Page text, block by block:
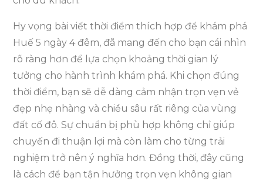
Hy vọng bài viết thời điểm thích hợp để khám phá
Huế 5 ngày 4 đêm, đã mang đến cho bạn cái nhìn
rõ ràng hơn để lựa chọn khoảng thời gian lý
tưởng cho hành trình khám phá. Khi chọn đúng
thời điểm, bạn sẽ dễ dàng cảm nhận trọn vẹn vẻ
đẹp nhẹ nhàng và chiều sâu rất riêng của vùng
đất cố đô. Sự chuẩn bị phù hợp không chỉ giúp
chuyến đi thuận lợi mà còn làm cho từng trải
nghiệm trở nên ý nghĩa hơn. Đồng thời, đây cũng
là cách để bạn tận hưởng trọn vẹn không gian